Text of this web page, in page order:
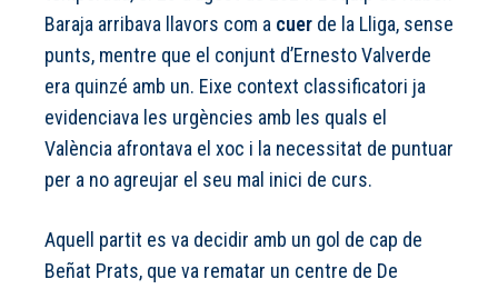
Baraja arribava llavors com a cuer de la Lliga, sense
punts, mentre que el conjunt d’Ernesto Valverde
era quinzé amb un. Eixe context classificatori ja
evidenciava les urgències amb les quals el
València afrontava el xoc i la necessitat de puntuar
per a no agreujar el seu mal inici de curs.
Aquell partit es va decidir amb un gol de cap de
Beñat Prats, que va rematar un centre de De